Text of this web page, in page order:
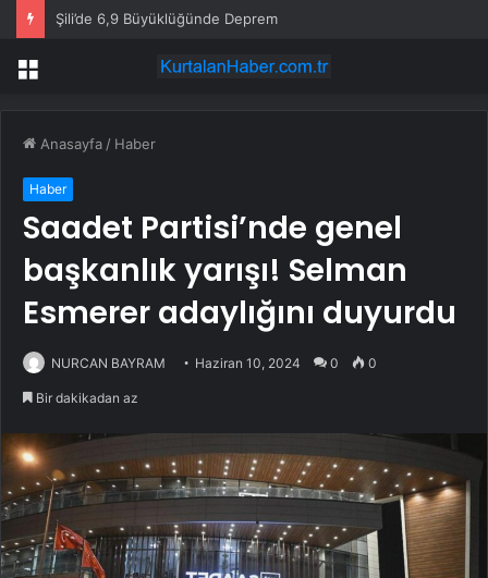
Şili’de 6,9 Büyüklüğünde Deprem
Menü
Anasayfa / Haber
Haber
Saadet Partisi’nde genel
başkanlık yarışı! Selman
Esmerer adaylığını duyurdu
NURCAN BAYRAM Haziran 10, 2024 0 0
Bir dakikadan az